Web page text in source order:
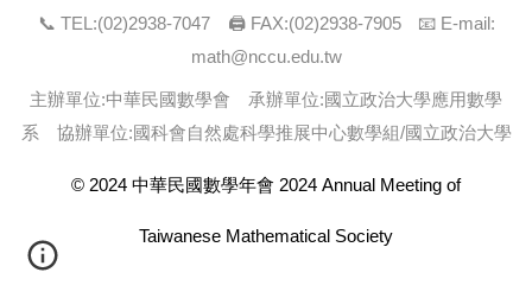
📞 TEL:(02)2938-7047 🖨 FAX:(02)2938-7905
📧 E-mail:
math@nccu.edu.tw
主辦單位:中華民國數學會 承辦單位:國立政治大學應用數學
系 協辦單位:國科會自然處科學推展中心數學組/國立政治大學
© 2024 中華民國數學年會 2024 Annual Meeting of
Taiwanese Mathematical Society